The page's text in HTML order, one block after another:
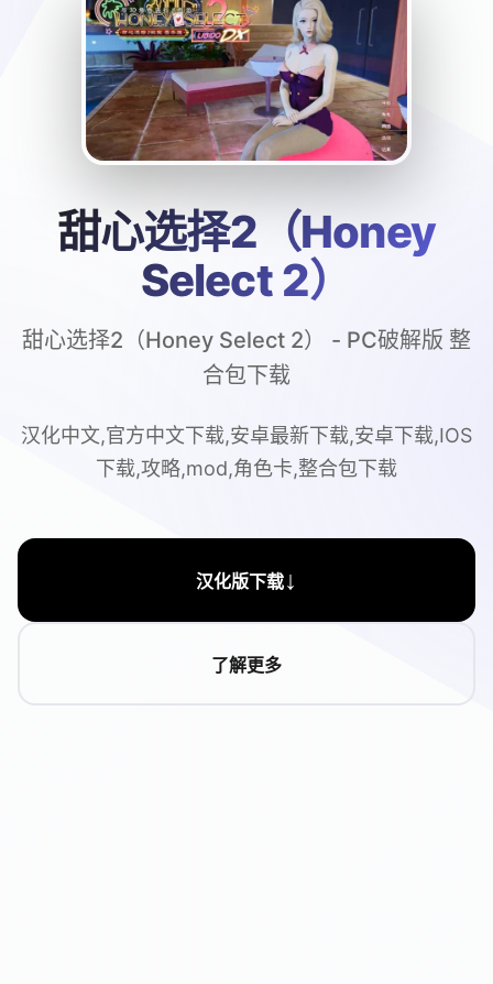
甜心选择2（Honey
Select 2）
甜心选择2（Honey Select 2） - PC破解版 整
合包下载
汉化中文,官方中文下载,安卓最新下载,安卓下载,IOS
下载,攻略,mod,角色卡,整合包下载
汉化版下载↓
了解更多